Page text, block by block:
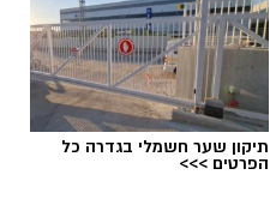
תיקון שער חשמלי בגדרה כל
הפרטים >>>